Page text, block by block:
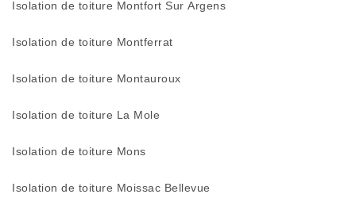
Isolation de toiture Montfort Sur Argens
Isolation de toiture Montferrat
Isolation de toiture Montauroux
Isolation de toiture La Mole
Isolation de toiture Mons
Isolation de toiture Moissac Bellevue